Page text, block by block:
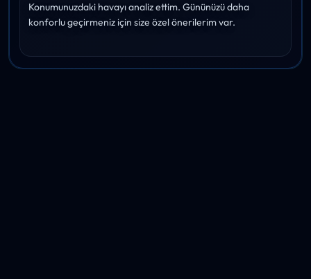
Konumunuzdaki havayı analiz ettim. Gününüzü daha
konforlu geçirmeniz için size özel önerilerim var.